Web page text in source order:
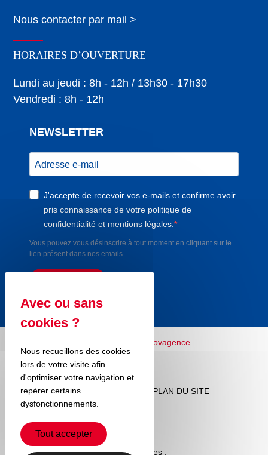
Nous contacter par mail >
HORAIRES D’OUVERTURE
Lundi au jeudi : 8h - 12h / 13h30 - 17h30
Vendredi : 8h - 12h
NEWSLETTER
J'accepte de recevoir vos e-mails et confirme avoir
pris connaissance de votre politique de
confidentialité et mentions légales.
Vous pouvez vous désinscrire à tout moment en cliquant sur le
lien présent dans nos emails.
MENTIONS LÉGALES PLAN DU SITE
Nos partenaires :
Nous recueillons des cookies
lors de votre visite afin
d'optimiser votre navigation et
repérer certains
dysfonctionnements.
Tout accepter